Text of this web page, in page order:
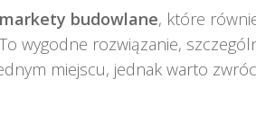
budowlane, które
wygodne rozwiązanie,
miejscu, jednak warto